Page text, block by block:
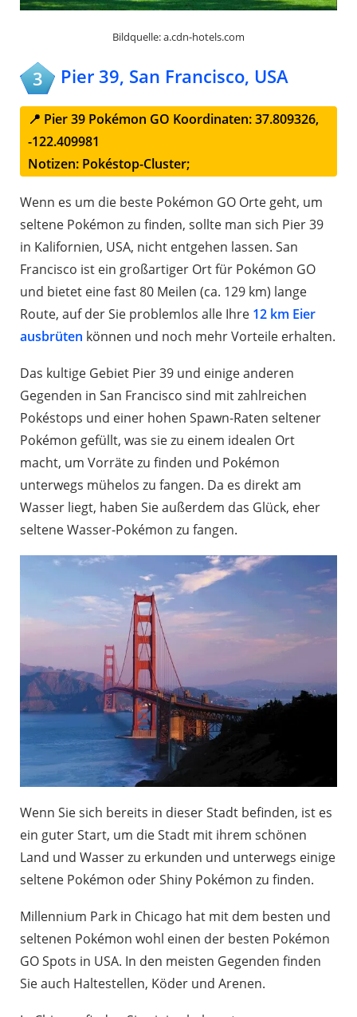
Bildquelle: a.cdn-hotels.com
3 Pier 39, San Francisco, USA
📍 Pier 39 Pokémon GO Koordinaten: 37.809326,
-122.409981
Notizen: Pokéstop-Cluster;
Wenn es um die beste Pokémon GO Orte geht, um
seltene Pokémon zu finden, sollte man sich Pier 39
in Kalifornien, USA, nicht entgehen lassen. San
Francisco ist ein großartiger Ort für Pokémon GO
und bietet eine fast 80 Meilen (ca. 129 km) lange
Route, auf der Sie problemlos alle Ihre 12 km Eier
ausbrüten können und noch mehr Vorteile erhalten.
Das kultige Gebiet Pier 39 und einige anderen
Gegenden in San Francisco sind mit zahlreichen
Pokéstops und einer hohen Spawn-Raten seltener
Pokémon gefüllt, was sie zu einem idealen Ort
macht, um Vorräte zu finden und Pokémon
unterwegs mühelos zu fangen. Da es direkt am
Wasser liegt, haben Sie außerdem das Glück, eher
seltene Wasser-Pokémon zu fangen.
Wenn Sie sich bereits in dieser Stadt befinden, ist es
ein guter Start, um die Stadt mit ihrem schönen
Land und Wasser zu erkunden und unterwegs einige
seltene Pokémon oder Shiny Pokémon zu finden.
Millennium Park in Chicago hat mit dem besten und
seltenen Pokémon wohl einen der besten Pokémon
GO Spots in USA. In den meisten Gegenden finden
Sie auch Haltestellen, Köder und Arenen.